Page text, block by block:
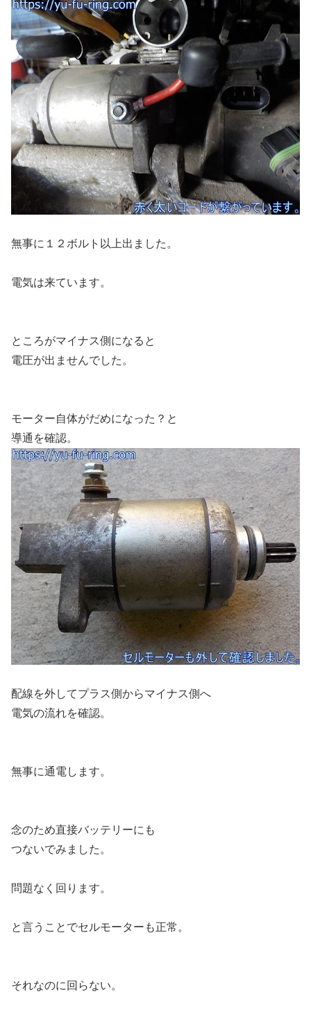
無事に１２ボルト以上出ました。
電気は来ています。
ところがマイナス側になると
電圧が出ませんでした。
モーター自体がだめになった？と
導通を確認。
配線を外してプラス側からマイナス側へ
電気の流れを確認。
無事に通電します。
念のため直接バッテリーにも
つないでみました。
問題なく回ります。
と言うことでセルモーターも正常。
それなのに回らない。